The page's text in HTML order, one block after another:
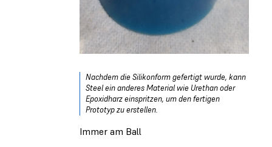
Nachdem die Silikonform gefertigt wurde, kann
Steel ein anderes Material wie Urethan oder
Epoxidharz einspritzen, um den fertigen
Prototyp zu erstellen.
Immer am Ball